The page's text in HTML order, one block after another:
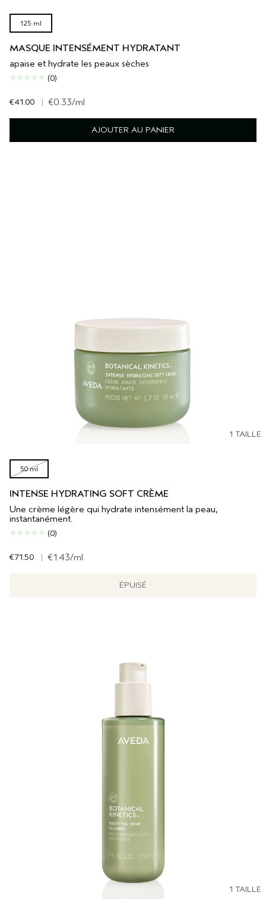
125 ml
MASQUE INTENSÉMENT HYDRATANT
apaise et hydrate les peaux sèches
(0)
€41.00 | €0.33/ml
AJOUTER AU PANIER
1 TAILLE
50 ml
INTENSE HYDRATING SOFT CRÈME
Une crème légère qui hydrate intensément la peau,
instantanément.
(0)
€71.50 | €1.43/ml
ÉPUISÉ
1 TAILLE